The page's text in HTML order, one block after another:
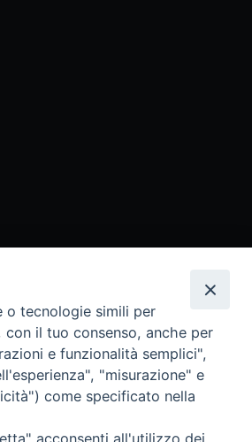
Digitale
Cartaceo
Copia Digitale
o tecnologie simili per
il tuo consenso, anche per
e funzionalità semplici",
"misurazione" e
come specificato nella